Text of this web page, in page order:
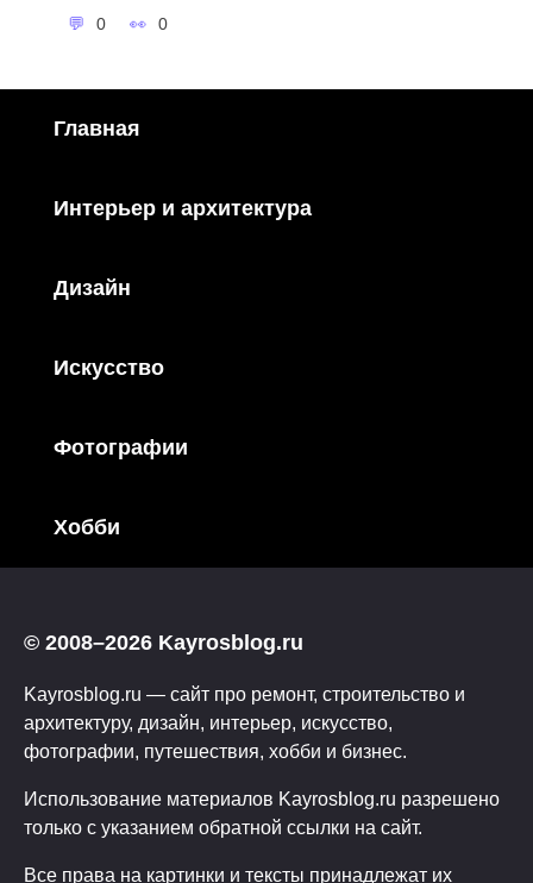
0 0
Главная
Интерьер и архитектура
Дизайн
Искусство
Фотографии
Хобби
© 2008–2026 Kayrosblog.ru
Kayrosblog.ru — сайт про ремонт, строительство и
архитектуру, дизайн, интерьер, искусство,
фотографии, путешествия, хобби и бизнес.
Использование материалов Kayrosblog.ru разрешено
только с указанием обратной ссылки на сайт.
Все права на картинки и тексты принадлежат их